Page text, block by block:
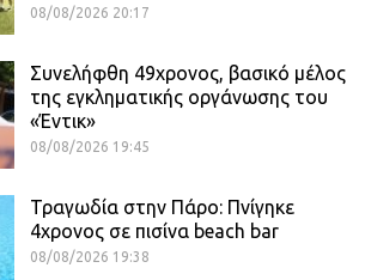
08/08/2026 20:17
Συνελήφθη 49χρονος, βασικό μέλος
της εγκληματικής οργάνωσης του
«Έντικ»
08/08/2026 19:45
Τραγωδία στην Πάρο: Πνίγηκε
4χρονος σε πισίνα beach bar
08/08/2026 19:38